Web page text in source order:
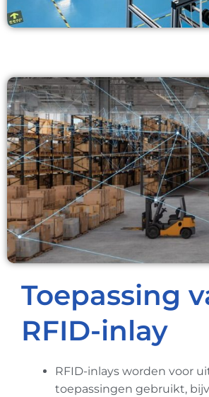
Toepassing
RFID-inlay
RFID-inlays worden voor
toepassingen gebruikt,